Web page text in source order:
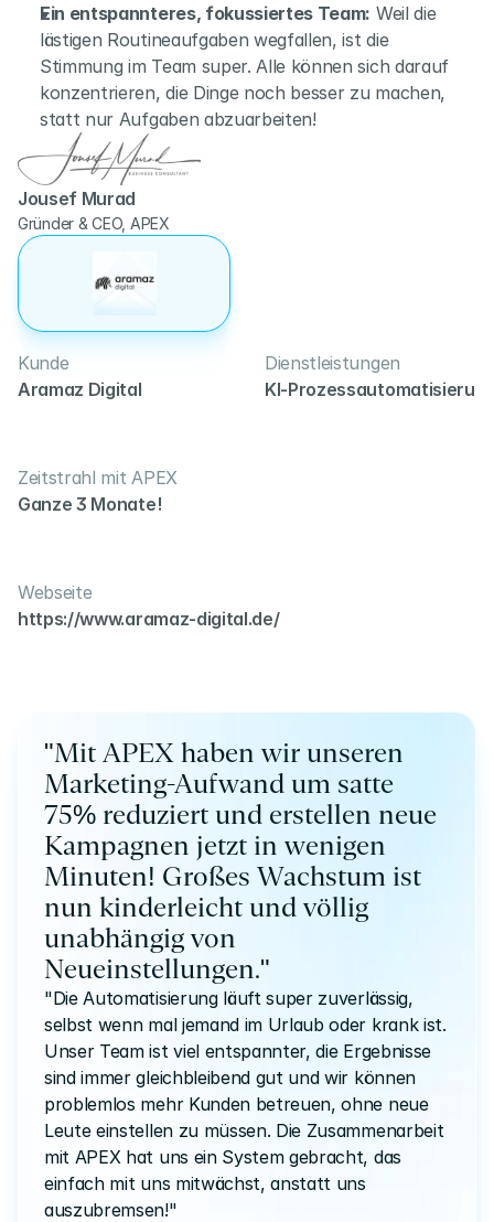
Ein entspannteres, fokussiertes Team: Weil die
lästigen Routineaufgaben wegfallen, ist die
Stimmung im Team super. Alle können sich darauf
konzentrieren, die Dinge noch besser zu machen,
statt nur Aufgaben abzuarbeiten!
Jousef Murad
Gründer & CEO, APEX
Kunde
Aramaz Digital
Dienstleistungen
KI-
Zeitstrahl mit APEX
Ganze 3 Monate!
Webseite
https://www.aramaz-digital.de/
"Mit APEX haben wir unseren
Marketing-Aufwand um satte
75% reduziert und erstellen neue
Kampagnen jetzt in wenigen
Minuten! Großes Wachstum ist
nun kinderleicht und völlig
unabhängig von
Neueinstellungen."
"Die Automatisierung läuft super zuverlässig,
selbst wenn mal jemand im Urlaub oder krank ist.
Unser Team ist viel entspannter, die Ergebnisse
sind immer gleichbleibend gut und wir können
problemlos mehr Kunden betreuen, ohne neue
Leute einstellen zu müssen. Die Zusammenarbeit
mit APEX hat uns ein System gebracht, das
einfach mit uns mitwächst, anstatt uns
auszubremsen!"